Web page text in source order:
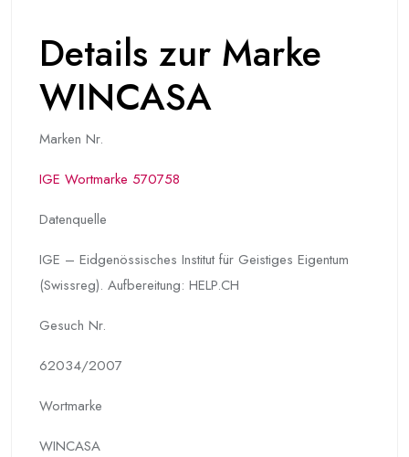
Details zur Marke
WINCASA
Marken Nr.
IGE Wortmarke 570758
Datenquelle
IGE – Eidgenössisches Institut für Geistiges Eigentum
(Swissreg). Aufbereitung: HELP.CH
Gesuch Nr.
62034/2007
Wortmarke
WINCASA